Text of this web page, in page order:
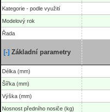
Kategorie - podle využití
Modelový rok
Řada
[-] Základní parametry
Délka (mm)
Šířka (mm)
Výška (mm)
Nosnost předního nosiče (kg)